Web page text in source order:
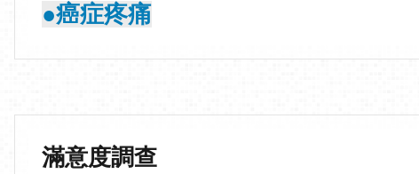
●癌症疼痛
滿意度調查